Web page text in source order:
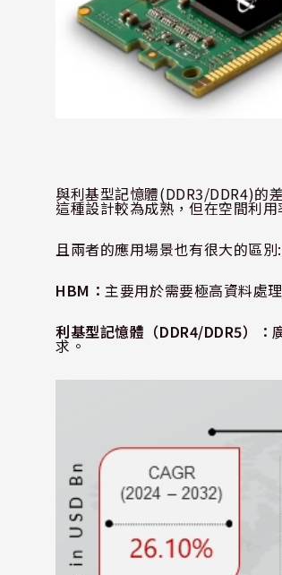
與利基型記憶體(DDR3/DDR4)的
這種設計較為成熟，但在空間利
且兩者的應用場景也有很大的區別:
HBM ： 主要用於需要極高資料處
利基型記憶體（DDR4/DDR5）：
求。